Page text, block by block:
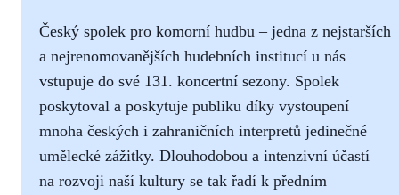
Český spolek pro komorní hudbu – jedna z nejstarších
a nejrenomovanějších hudebních institucí u nás
vstupuje do své 131. koncertní sezony. Spolek
poskytoval a poskytuje publiku díky vystoupení
mnoha českých i zahraničních interpretů jedinečné
umělecké zážitky. Dlouhodobou a intenzivní účastí
na rozvoji naší kultury se tak řadí k předním